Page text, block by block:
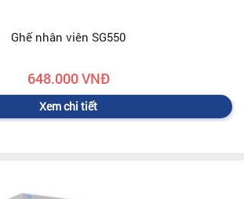
Ghế nhân viên SG550
648.000 VNĐ
Xem chi tiết